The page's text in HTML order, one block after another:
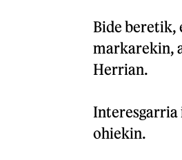
Bide beretik,
markarekin,
Herrian.
Interesgarria
ohiekin.